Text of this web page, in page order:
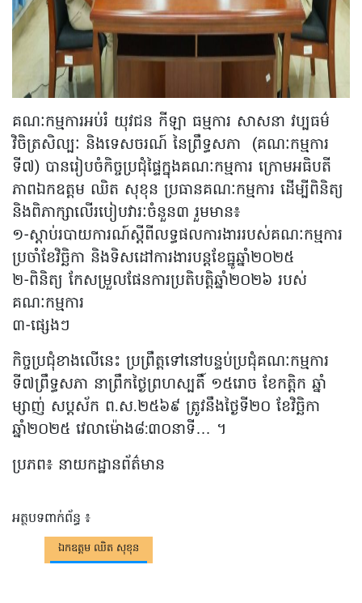
គណៈកម្មការអប់រំ យុវជន កីឡា ធម្មការ សាសនា វប្បធម៌
វិចិត្រសិល្បៈ និងទេសចរណ៍ នៃព្រឹទ្ធសភា (គណៈកម្មការ
ទី៧) បានរៀបចំកិច្ចប្រជុំផ្ទៃក្នុងគណៈកម្មការ ក្រោមអធិបតី
ភាពឯកឧត្តម ឈិត សុខុន ប្រធានគណៈកម្មការ ដើម្បីពិនិត្យ
និងពិភាក្សាលើរបៀបវារៈចំនួន៣ រួមមាន៖
១-ស្តាប់របាយការណ៍ស្តីពីលទ្ធផលការងាររបស់គណៈកម្មការ
ប្រចាំខែវិច្ឆិកា និងទិសដៅការងារបន្តខែធ្នូឆ្នាំ២០២៥
២-ពិនិត្យ កែសម្រួលផែនការប្រតិបត្តិឆ្នាំ២០២៦ របស់
គណៈកម្មការ
៣-ផ្សេងៗ
កិច្ចប្រជុំខាងលើនេះ ប្រព្រឹត្តទៅនៅបន្ទប់ប្រជុំគណៈកម្មការ
ទី៧ព្រឹទ្ធសភា នាព្រឹកថៃ្ងព្រហស្បតិ៍ ១៥រោច ខែកត្តិក ឆ្នាំ
ម្សាញ់ សប្ដស័ក ព.ស.២៥៦៩ ត្រូវនឹងថ្ងៃទី២០ ខែវិច្ឆិកា
ឆ្នាំ២០២៥ វេលាម៉ោង៨:៣០នាទី… ។
ប្រភព៖ នាយកដ្ឋានព័ត៌មាន
អត្ថបទពាក់ព័ន្ធ ៖
ឯកឧត្តម ឈិត សុខុន